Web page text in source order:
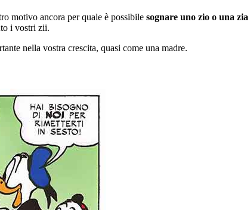
motivo ancora per quale è possibile sognare uno zio o una zia
i vostri zii.
nella vostra crescita, quasi come una madre.